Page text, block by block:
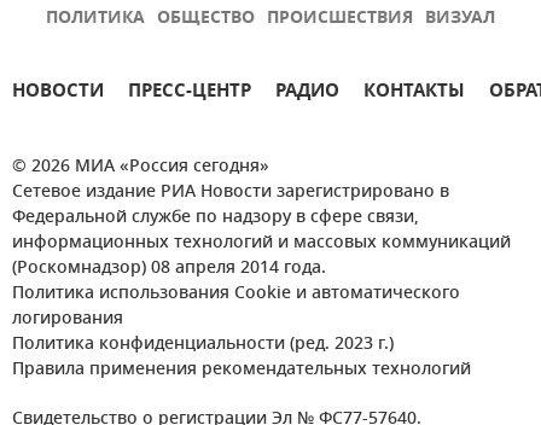
ПОЛИТИКА ОБЩЕСТВО ПРОИСШЕСТВИЯ ВИЗУАЛ
НОВОСТИ ПРЕСС-ЦЕНТР РАДИО КОНТАКТЫ
© 2026 МИА «Россия сегодня»
Сетевое издание РИА Новости зарегистрировано в
Федеральной службе по надзору в сфере связи,
информационных технологий и массовых коммуникаций
(Роскомнадзор) 08 апреля 2014 года.
Политика использования Cookie и автоматического
логирования
Политика конфиденциальности (ред. 2023 г.)
Правила применения рекомендательных технологий
Свидетельство о регистрации Эл № ФС77-57640.